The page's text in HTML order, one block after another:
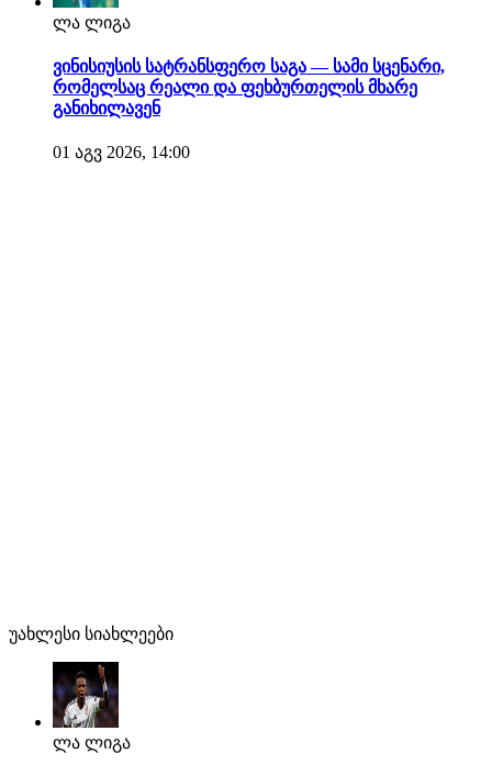
ლა ლიგა
ვინისიუსის სატრანსფერო საგა — სამი სცენარი,
რომელსაც რეალი და ფეხბურთელის მხარე
განიხილავენ
01 აგვ 2026, 14:00
უახლესი სიახლეები
ლა ლიგა